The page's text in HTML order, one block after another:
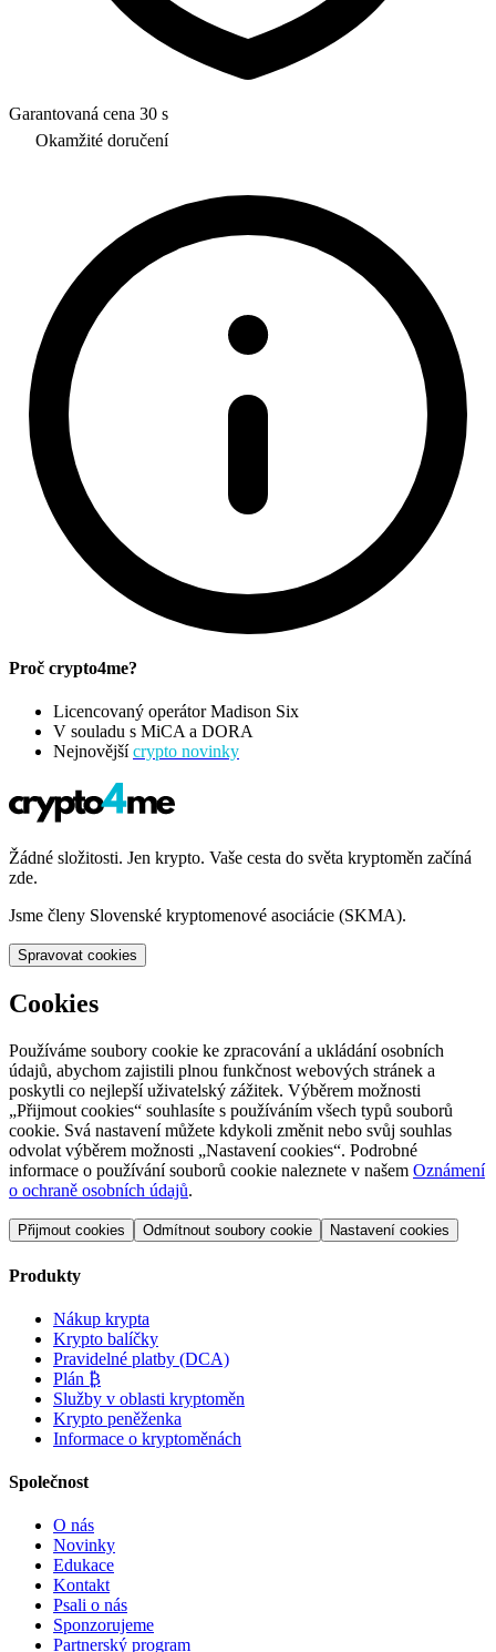
Garantovaná cena 30 s
Okamžité doručení
Proč crypto4me?
Licencovaný operátor Madison Six
V souladu s MiCA a DORA
Nejnovějšícrypto novinky
Žádné složitosti. Jen krypto. Vaše cesta do světa kryptoměn začíná
zde.
Jsme členy Slovenské kryptomenové asociácie (SKMA).
Spravovat cookies
Cookies
Používáme soubory cookie ke zpracování a ukládání osobních
údajů, abychom zajistili plnou funkčnost webových stránek a
poskytli co nejlepší uživatelský zážitek. Výběrem možnosti
„Přijmout cookies“ souhlasíte s používáním všech typů souborů
cookie. Svá nastavení můžete kdykoli změnit nebo svůj souhlas
odvolat výběrem možnosti „Nastavení cookies“. Podrobné
informace o používání souborů cookie naleznete v našem Oznámení
o ochraně osobních údajů.
Přijmout cookies Odmítnout soubory cookie Nastavení cookies
Produkty
Nákup krypta
Krypto balíčky
Pravidelné platby (DCA)
Plán ₿
Služby v oblasti kryptoměn
Krypto peněženka
Informace o kryptoměnách
Společnost
O nás
Novinky
Edukace
Kontakt
Psali o nás
Sponzorujeme
Partnerský program